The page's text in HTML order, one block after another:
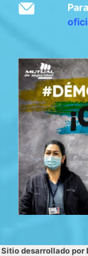
Sitio desarrollado por